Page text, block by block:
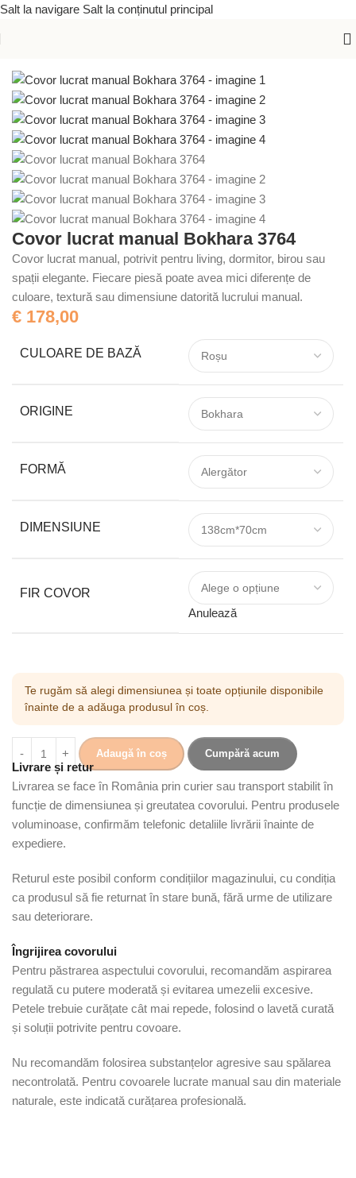
Salt la navigare Salt la conținutul principal
Covor lucrat manual Bokhara 3764
Covor lucrat manual, potrivit pentru living, dormitor, birou sau
spații elegante. Fiecare piesă poate avea mici diferențe de
culoare, textură sau dimensiune datorită lucrului manual.
€ 178,00
CULOARE DE BAZĂ
ORIGINE
FORMĂ
DIMENSIUNE
FIR COVOR
Anulează
Te rugăm să alegi dimensiunea și toate opțiunile disponibile
înainte de a adăuga produsul în coș.
Adaugă în coș Cumpără acum
Livrare și retur
Livrarea se face în România prin curier sau transport stabilit în
funcție de dimensiunea și greutatea covorului. Pentru produsele
voluminoase, confirmăm telefonic detaliile livrării înainte de
expediere.
Returul este posibil conform condițiilor magazinului, cu condiția
ca produsul să fie returnat în stare bună, fără urme de utilizare
sau deteriorare.
Îngrijirea covorului
Pentru păstrarea aspectului covorului, recomandăm aspirarea
regulată cu putere moderată și evitarea umezelii excesive.
Petele trebuie curățate cât mai repede, folosind o lavetă curată
și soluții potrivite pentru covoare.
Nu recomandăm folosirea substanțelor agresive sau spălarea
necontrolată. Pentru covoarele lucrate manual sau din materiale
naturale, este indicată curățarea profesională.